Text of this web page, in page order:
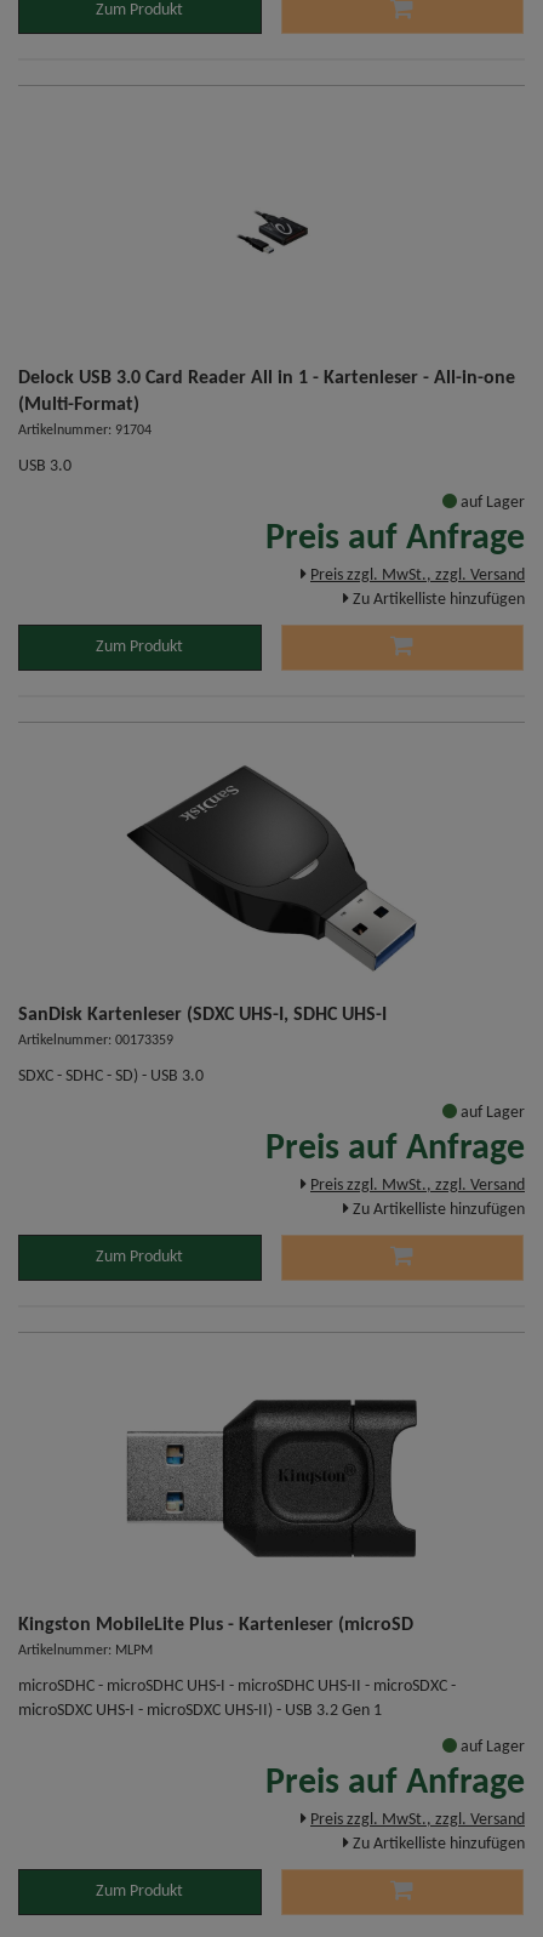
Zum Produkt
Delock USB 3.0 Card Reader All in 1 - Kartenleser - All-in-one
(Multi-Format)
Artikelnummer: 91704
USB 3.0
auf Lager
Preis auf Anfrage
Preis zzgl. MwSt., zzgl. Versand
Zu Artikelliste hinzufügen
Zum Produkt
SanDisk Kartenleser (SDXC UHS-I, SDHC UHS-I
Artikelnummer: 00173359
SDXC - SDHC - SD) - USB 3.0
auf Lager
Preis auf Anfrage
Preis zzgl. MwSt., zzgl. Versand
Zu Artikelliste hinzufügen
Zum Produkt
Kingston MobileLite Plus - Kartenleser (microSD
Artikelnummer: MLPM
microSDHC - microSDHC UHS-I - microSDHC UHS-II - microSDXC -
microSDXC UHS-I - microSDXC UHS-II) - USB 3.2 Gen 1
auf Lager
Preis auf Anfrage
Preis zzgl. MwSt., zzgl. Versand
Zu Artikelliste hinzufügen
Zum Produkt